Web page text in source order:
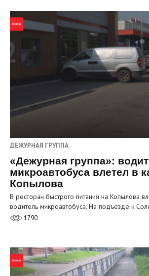
ДЕЖУРНАЯ ГРУППА
«Дежурная группа»:
микроавтобуса влетел в
Копылова
В ресторан быстрого питания на Копылова
водитель микроавтобуса. На подъезде к
1790